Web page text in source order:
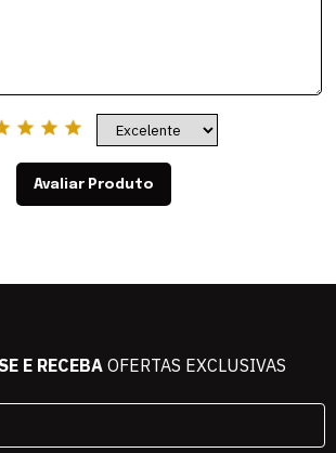
Avaliar Produto
E RECEBAOFERTAS EXCLUSIVAS